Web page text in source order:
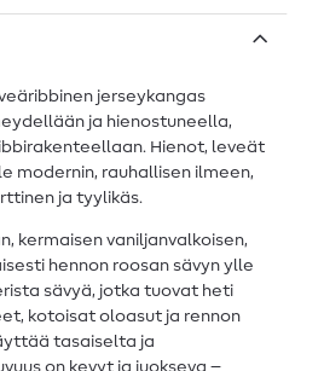
jerseykangas
ja hienostuneella,
Hienot, leveät
modernin, rauhallisen ilmeen,
ja tyylikäs.
kermaisen vaniljanvalkoisen,
hennon roosan sävyn ylle
sävyä, jotka tuovat heti
kotoisat oloasut ja rennon
tasaiselta ja